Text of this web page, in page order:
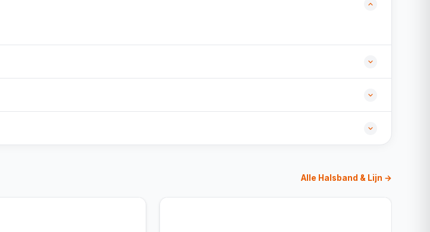
Alle Halsband & Lijn →